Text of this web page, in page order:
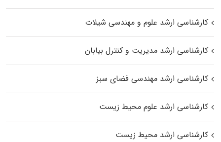
کارشناسی ارشد علوم و مهندسی شیلات
کارشناسی ارشد مدیریت و کنترل بیابان
کارشناسی ارشد مهندسی فضای سبز
کارشناسی ارشد علوم محیط‌ زیست
کارشناسی ارشد محیط زیست